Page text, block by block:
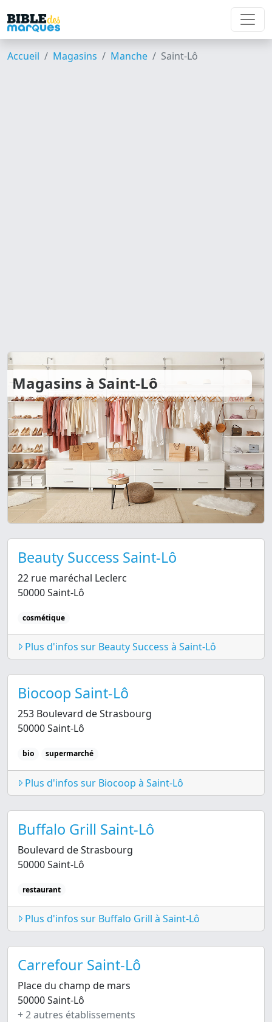
Accueil Magasins Manche Saint-Lô
Magasins à Saint-Lô
Beauty Success Saint-Lô
22 rue maréchal Leclerc
50000 Saint-Lô
cosmétique
Plus d'infos sur Beauty Success à Saint-Lô
Biocoop Saint-Lô
253 Boulevard de Strasbourg
50000 Saint-Lô
bio supermarché
Plus d'infos sur Biocoop à Saint-Lô
Buffalo Grill Saint-Lô
Boulevard de Strasbourg
50000 Saint-Lô
restaurant
Plus d'infos sur Buffalo Grill à Saint-Lô
Carrefour Saint-Lô
Place du champ de mars
50000 Saint-Lô
+ 2 autres établissements